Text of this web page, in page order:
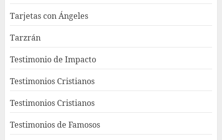
Tarjetas con Ángeles
Tarzrán
Testimonio de Impacto
Testimonios Cristianos
Testimonios Cristianos
Testimonios de Famosos